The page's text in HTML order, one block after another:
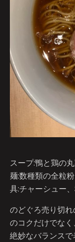
スープ:鴨と鶏の
麺:数種類の全粒
具:チャーシュー
のどぐろ売り切
のコクだけでな
絶妙なバランスで